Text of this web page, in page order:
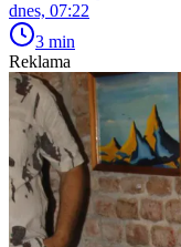
dnes, 07:22
3 min
Reklama